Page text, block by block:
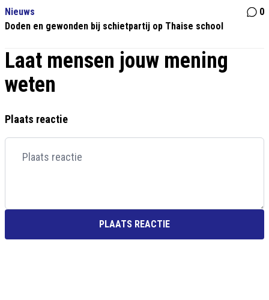
Nieuws
0
Doden en gewonden bij schietpartij op Thaise school
Laat mensen jouw mening
weten
Plaats reactie
PLAATS REACTIE